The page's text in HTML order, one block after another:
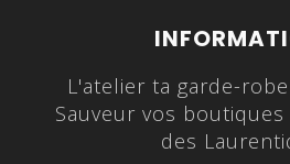
L'atelier ta garde-
Sauveur vos
des